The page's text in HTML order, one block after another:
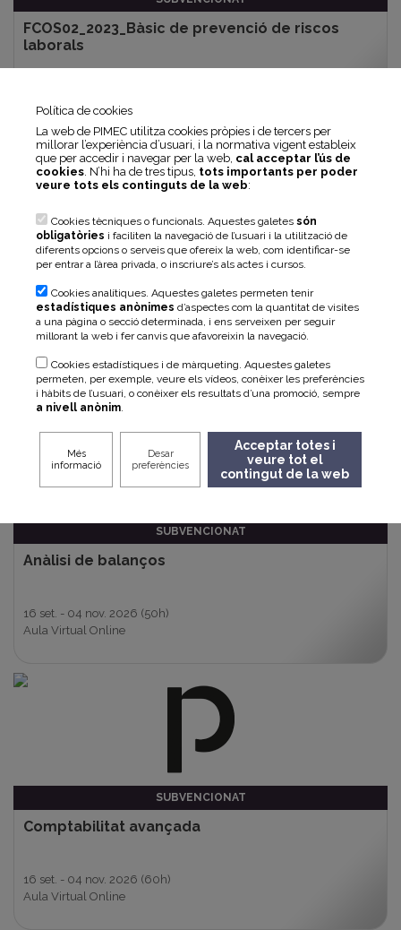
FCOS02_2023_Bàsic de prevenció de riscos
laborals
SUBVENCIONAT
Atenció al client
Aula Virtual Online
SUBVENCIONAT
Anàlisi de balanços
16 set. - 04 nov. 2026 (50h)
Aula Virtual Online
SUBVENCIONAT
Comptabilitat avançada
16 set. - 04 nov. 2026 (60h)
Aula Virtual Online
Política de cookies
La web de PIMEC utilitza cookies pròpies i de tercers per
millorar l’experiència d’usuari, i la normativa vigent estableix
que per accedir i navegar per la web, cal acceptar l’ús de
cookies. N’hi ha de tres tipus, tots importants per poder
veure tots els continguts de la web:
Cookies tècniques o funcionals. Aquestes galetes són
obligatòries i faciliten la navegació de l’usuari i la utilització de
diferents opcions o serveis que ofereix la web, com identificar-se
per entrar a l’àrea privada, o inscriure’s als actes i cursos.
Cookies analítiques. Aquestes galetes permeten tenir
estadístiques anònimes d’aspectes com la quantitat de visites
a una pàgina o secció determinada, i ens serveixen per seguir
millorant la web i fer canvis que afavoreixin la navegació.
Cookies estadístiques i de màrqueting. Aquestes galetes
permeten, per exemple, veure els vídeos, conèixer les preferències
i hàbits de l’usuari, o conèixer els resultats d’una promoció, sempre
a nivell anònim.
Més
informació
Desar
preferències
Acceptar totes i
veure tot el
contingut de la web